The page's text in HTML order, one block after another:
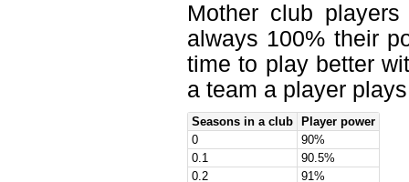
Mother club
always 100% their
time to play better
a team a player
Seasons in a club
Player power
0
90%
0.1
90.5%
0.2
91%